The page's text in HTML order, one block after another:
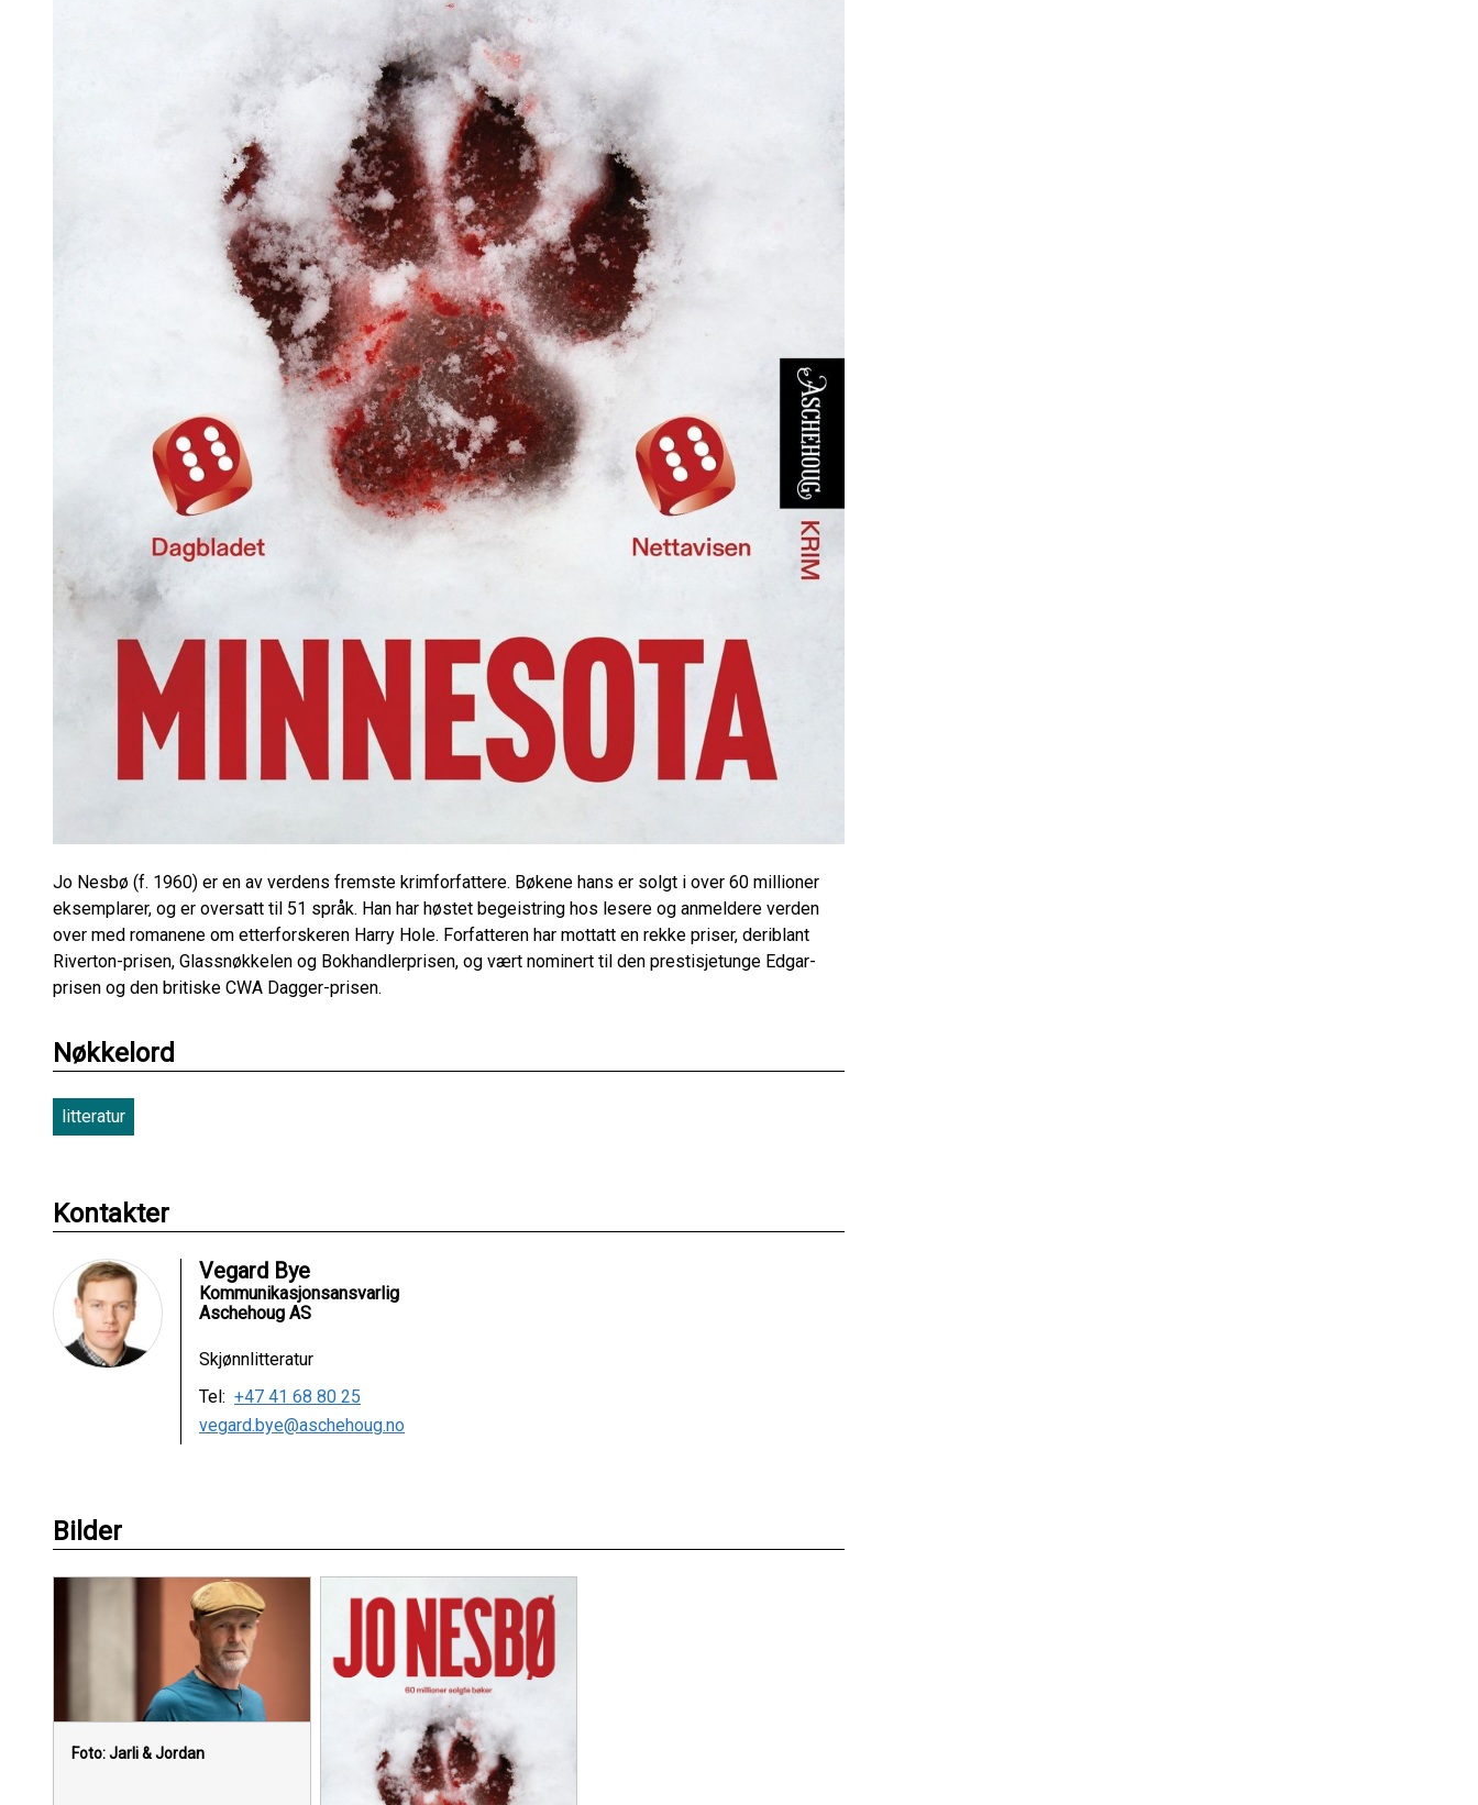
Jo Nesbø (f. 1960) er en av verdens fremste krimforfattere. Bøkene hans er solgt i over 60 millioner
eksemplarer, og er oversatt til 51 språk. Han har høstet begeistring hos lesere og anmeldere verden
over med romanene om etterforskeren Harry Hole. Forfatteren har mottatt en rekke priser, deriblant
Riverton-prisen, Glassnøkkelen og Bokhandlerprisen, og vært nominert til den prestisjetunge Edgar-
prisen og den britiske CWA Dagger-prisen.
Nøkkelord
litteratur
Kontakter
Vegard Bye
Kommunikasjonsansvarlig
Aschehoug AS
Skjønnlitteratur
Tel: +47 41 68 80 25
vegard.bye@aschehoug.no
Bilder
Foto: Jarli & Jordan